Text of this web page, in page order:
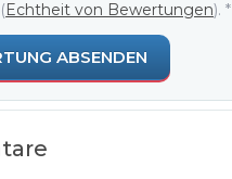
Echtheit von Bewertungen).*
ABSENDEN